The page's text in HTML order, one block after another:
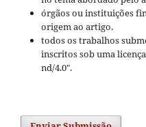
órgãos ou instituições
origem ao artigo.
todos os trabalhos
inscritos sob uma licença
nd/4.0".